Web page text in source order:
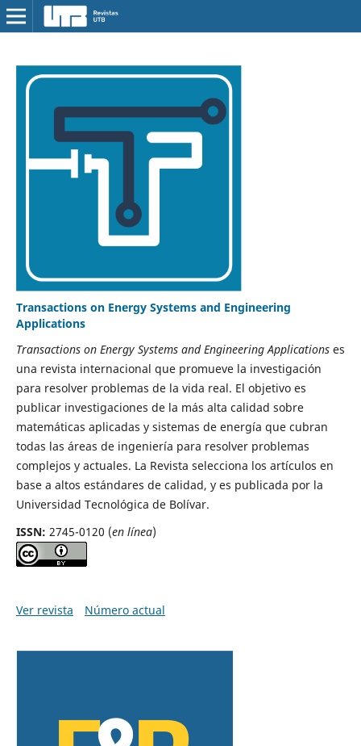
Transactions on Energy Systems and Engineering
Applications
Transactions on Energy Systems and Engineering Applicationses
una revista internacional que promueve la investigación
para resolver problemas de la vida real. El objetivo es
publicar investigaciones de la más alta calidad sobre
matemáticas aplicadas y sistemas de energía que cubran
todas las áreas de ingeniería para resolver problemas
complejos y actuales. La Revista selecciona los artículos en
base a altos estándares de calidad, y es publicada por la
Universidad Tecnológica de Bolívar.
ISSN: 2745-0120 (en línea)
Ver revista Número actual